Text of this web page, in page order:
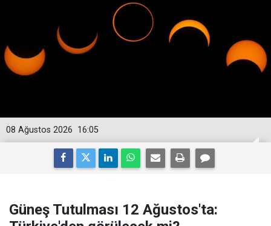
16:05
08 Ağustos 2026
Güneş Tutulması 12 Ağustos'ta: